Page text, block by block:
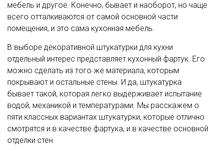
мебель и другое. Конечно, бывает и наоборот, но чаще
всего отталкиваются от самой основной части
помещения, и это сама кухонная мебель.
В выборе декоративной штукатурки для кухни
отдельный интерес представляет кухонный фартук. Его
можно сделать из того же материала, которым
покрывают и остальные стены. И да, штукатурка
бывает такой, которая легко выдерживает испытание
водой, механикой и температурами. Мы расскажем о
пяти классных вариантах штукатурки, которые отлично
смотрятся и в качестве фартука, и в качестве основной
отделки стен.